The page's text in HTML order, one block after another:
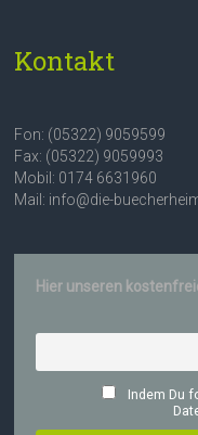
Kontakt
Fon: (05322) 9059599
Fax: (05322) 9059993
Mobil: 0174 6631960
Mail: info@die-
Hier unseren
Indem Du